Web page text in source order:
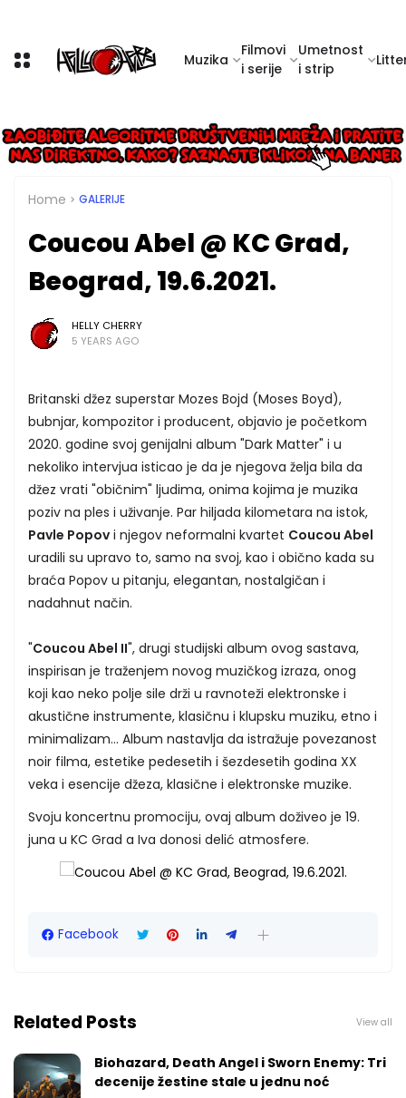
Muzika
Filmovi
i serije
Umetnost
i strip
Home GALERIJE
Coucou Abel @ KC Grad,
Beograd, 19.6.2021.
HELLY CHERRY
5 YEARS AGO
Britanski džez superstar Mozes Bojd (Moses Boyd),
bubnjar, kompozitor i producent, objavio je početkom
2020. godine svoj genijalni album "Dark Matter" i u
nekoliko intervjua isticao je da je njegova želja bila da
džez vrati "običnim" ljudima, onima kojima je muzika
poziv na ples i uživanje. Par hiljada kilometara na istok,
Pavle Popov i njegov neformalni kvartet Coucou Abel
uradili su upravo to, samo na svoj, kao i obično kada su
braća Popov u pitanju, elegantan, nostalgičan i
nadahnut način.
"Coucou Abel II", drugi studijski album ovog sastava,
inspirisan je traženjem novog muzičkog izraza, onog
koji kao neko polje sile drži u ravnoteži elektronske i
akustične instrumente, klasičnu i klupsku muziku, etno i
minimalizam... Album nastavlja da istražuje povezanost
noir filma, estetike pedesetih i šezdesetih godina XX
veka i esencije džeza, klasične i elektronske muzike.
Svoju koncertnu promociju, ovaj album doživeo je 19.
juna u KC Grad a Iva donosi delić atmosfere.
Facebook
Related Posts View all
Biohazard, Death Angel i Sworn Enemy: Tri
decenije žestine stale u jednu noć